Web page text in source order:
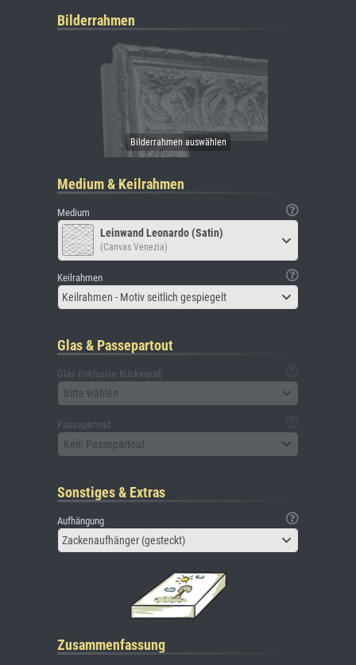
Bilderrahmen
Medium & Keilrahmen
Medium
Leinwand Leonardo (Satin)
(Canvas Venezia)
Keilrahmen
Keilrahmen - Motiv seitlich gespiegelt
Glas & Passepartout
Glas (inklusive Rückwand)
Bitte wählen
Passepartout
Kein Passepartout
Sonstiges & Extras
Aufhängung
Zackenaufhänger (gesteckt)
Zusammenfassung